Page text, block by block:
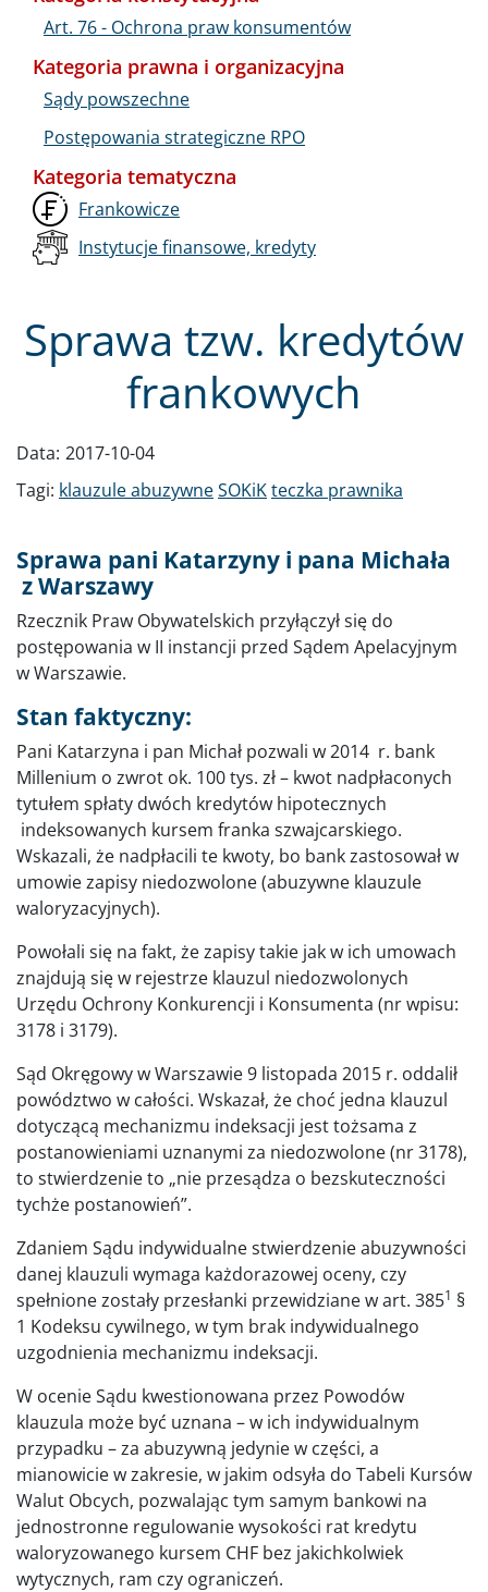
Sprawa tzw. kredytów
frankowych
Data: 2017-10-04
Tagi: klauzule abuzywneSOKiKteczka prawnika
Sprawa pani Katarzyny i pana Michała
z Warszawy
Rzecznik Praw Obywatelskich przyłączył się do
postępowania w II instancji przed Sądem Apelacyjnym
w Warszawie.
Stan faktyczny:
Pani Katarzyna i pan Michał pozwali w 2014 r. bank
Millenium o zwrot ok. 100 tys. zł – kwot nadpłaconych
tytułem spłaty dwóch kredytów hipotecznych
indeksowanych kursem franka szwajcarskiego.
Wskazali, że nadpłacili te kwoty, bo bank zastosował w
umowie zapisy niedozwolone (abuzywne klauzule
waloryzacyjnych).
Powołali się na fakt, że zapisy takie jak w ich umowach
znajdują się w rejestrze klauzul niedozwolonych
Urzędu Ochrony Konkurencji i Konsumenta (nr wpisu:
3178 i 3179).
Sąd Okręgowy w Warszawie 9 listopada 2015 r. oddalił
powództwo w całości. Wskazał, że choć jedna klauzul
dotyczącą mechanizmu indeksacji jest tożsama z
postanowieniami uznanymi za niedozwolone (nr 3178),
to stwierdzenie to „nie przesądza o bezskuteczności
tychże postanowień”.
Zdaniem Sądu indywidualne stwierdzenie abuzywności
danej klauzuli wymaga każdorazowej oceny, czy
spełnione zostały przesłanki przewidziane w art. 3851 §
1 Kodeksu cywilnego, w tym brak indywidualnego
uzgodnienia mechanizmu indeksacji.
W ocenie Sądu kwestionowana przez Powodów
klauzula może być uznana – w ich indywidualnym
przypadku – za abuzywną jedynie w części, a
mianowicie w zakresie, w jakim odsyła do Tabeli Kursów
Walut Obcych, pozwalając tym samym bankowi na
jednostronne regulowanie wysokości rat kredytu
waloryzowanego kursem CHF bez jakichkolwiek
wytycznych, ram czy ograniczeń.
Art. 76 - Ochrona praw konsumentów
Kategoria prawna i organizacyjna
Sądy powszechne
Postępowania strategiczne RPO
Kategoria tematyczna
Frankowicze
Instytucje finansowe, kredyty